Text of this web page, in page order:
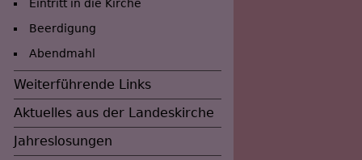
Eintritt in die Kirche
Beerdigung
Abendmahl
Weiterführende Links
Aktuelles aus der Landeskirche
Jahreslosungen